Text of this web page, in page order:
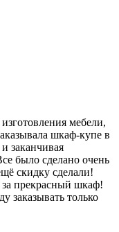
мебели,
шкаф-купе в
заканчивая
было сделано очень
скидку сделали!
за прекрасный шкаф!
заказывать только